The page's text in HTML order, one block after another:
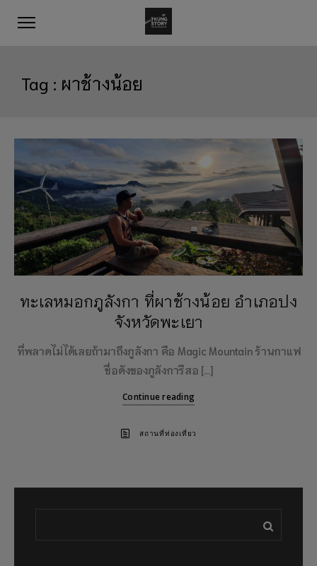
Tag : ผาช้างน้อย
ทะเลหมอกภูลังกา ที่ผาช้างน้อย อำเภอปง
จังหวัดพะเยา
ที่พลาดไม่ได้เลยถ้ามาถึงภูลังกา คือ Magic Mountain ร้านกาแฟ
ชื่อดังของภูลังการีสอ […]
Continue reading
สถานที่ท่องเที่ยว